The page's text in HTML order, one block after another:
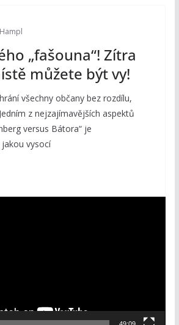
„fašouna“! Zítra
můžete být vy!
všechny občany bez rozdílu,
z nejzajímavějších aspektů
versus Bátora“ je
vysocí